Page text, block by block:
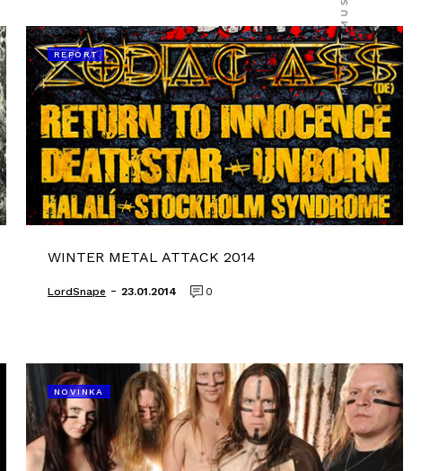
REPORT
WINTER METAL ATTACK 2014
LordSnape - 23.01.2014 0
NOVINKA